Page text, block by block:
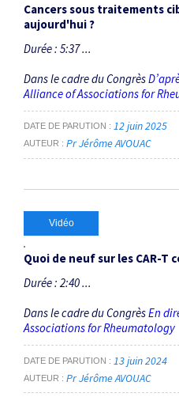
Cancers sous traitements
aujourd'hui ?
Durée : 5:37 ...
Dans le cadre du Congrès
Alliance of Associations for
DATE DE PARUTION 12 juin 2025
AUTEUR Pr Jérôme AVOUAC
Vidéo
Quoi de neuf sur les CAR-T
Durée : 2:40 ...
Dans le cadre du CongrèsEn
Associations for Rheumatology
DATE DE PARUTION 13 juin 2024
AUTEUR Pr Jérôme AVOUAC